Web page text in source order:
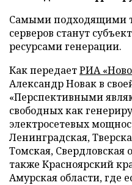
Самыми подходящими
серверов станут
ресурсами генерации.
Как передаетРИА
Александр Новак в
«Перспективными
свободных как
электросетевых
Ленинградская,
Томская, Свердловская
также Красноярский
Амурская области, где